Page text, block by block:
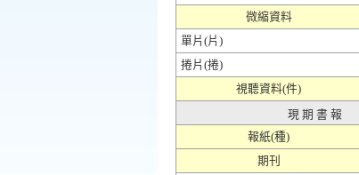
微縮資料
單片 (片)
捲片 (捲)
視聽資料(件)
現 期 書 報
報紙(種)
期刊